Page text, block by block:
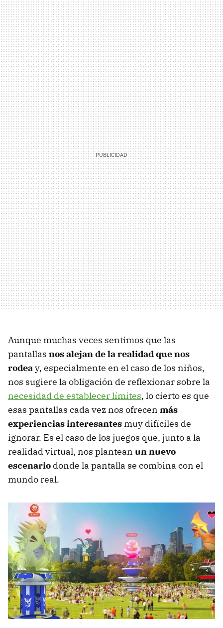
Aunque muchas veces sentimos que las
pantallas nos alejan de la realidad que nos
rodeay, especialmente en el caso de los niños,
nos sugiere la obligación de reflexionar sobre la
necesidad de establecer límites, lo cierto es que
esas pantallas cada vez nos ofrecen más
experiencias interesantes muy difíciles de
ignorar. Es el caso de los juegos que, junto a la
realidad virtual, nos plantean un nuevo
escenario donde la pantalla se combina con el
mundo real.